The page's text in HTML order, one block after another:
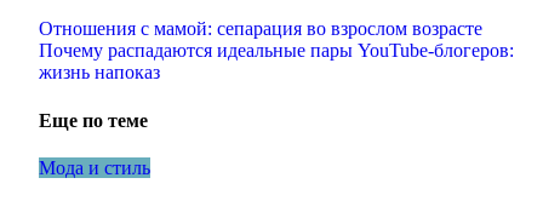
Навигация
по
Отношения с мамой: сепарация во взрослом возрасте
Почему распадаются идеальные пары YouTube-блогеров:
жизнь напоказ
Еще по теме
Мода и стиль